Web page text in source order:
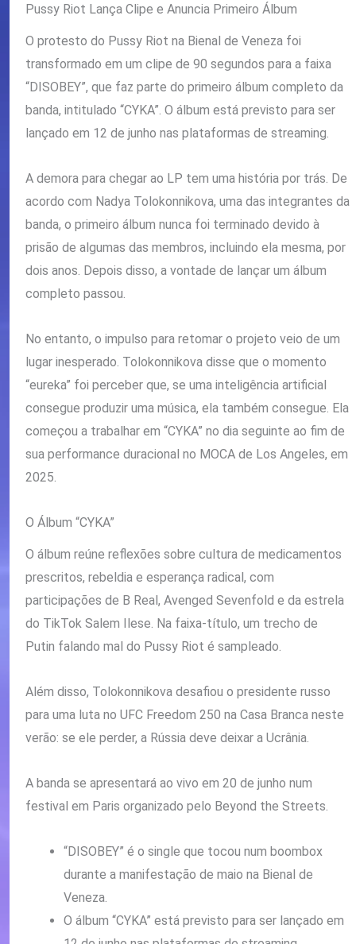
Pussy Riot Lança Clipe e Anuncia Primeiro Álbum
O protesto do Pussy Riot na Bienal de Veneza foi
transformado em um clipe de 90 segundos para a faixa
“DISOBEY”, que faz parte do primeiro álbum completo da
banda, intitulado “CYKA”. O álbum está previsto para ser
lançado em 12 de junho nas plataformas de streaming.
A demora para chegar ao LP tem uma história por trás. De
acordo com Nadya Tolokonnikova, uma das integrantes da
banda, o primeiro álbum nunca foi terminado devido à
prisão de algumas das membros, incluindo ela mesma, por
dois anos. Depois disso, a vontade de lançar um álbum
completo passou.
No entanto, o impulso para retomar o projeto veio de um
lugar inesperado. Tolokonnikova disse que o momento
“eureka” foi perceber que, se uma inteligência artificial
consegue produzir uma música, ela também consegue. Ela
começou a trabalhar em “CYKA” no dia seguinte ao fim de
sua performance duracional no MOCA de Los Angeles, em
2025.
O Álbum “CYKA”
O álbum reúne reflexões sobre cultura de medicamentos
prescritos, rebeldia e esperança radical, com
participações de B Real, Avenged Sevenfold e da estrela
do TikTok Salem Ilese. Na faixa-título, um trecho de
Putin falando mal do Pussy Riot é sampleado.
Além disso, Tolokonnikova desafiou o presidente russo
para uma luta no UFC Freedom 250 na Casa Branca neste
verão: se ele perder, a Rússia deve deixar a Ucrânia.
A banda se apresentará ao vivo em 20 de junho num
festival em Paris organizado pelo Beyond the Streets.
“DISOBEY” é o single que tocou num boombox
durante a manifestação de maio na Bienal de
Veneza.
O álbum “CYKA” está previsto para ser lançado em